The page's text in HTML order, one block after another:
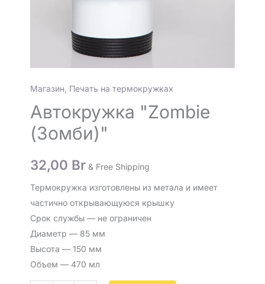
Магазин Печать на термокружках
Автокружка "Zombie
(Зомби)"
32,00 Br & Free Shipping
Термокружка изготовлены из метала и имеет
частично открывающуюся крышку
Срок службы — не ограничен
Диаметр — 85 мм
Высота — 150 мм
Объем — 470 мл